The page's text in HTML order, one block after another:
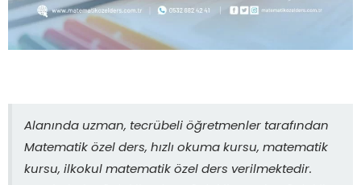
Alanında uzman, tecrübeli öğretmenler tarafından
Matematik özel ders, hızlı okuma kursu, matematik
kursu, ilkokul matematik özel ders verilmektedir.